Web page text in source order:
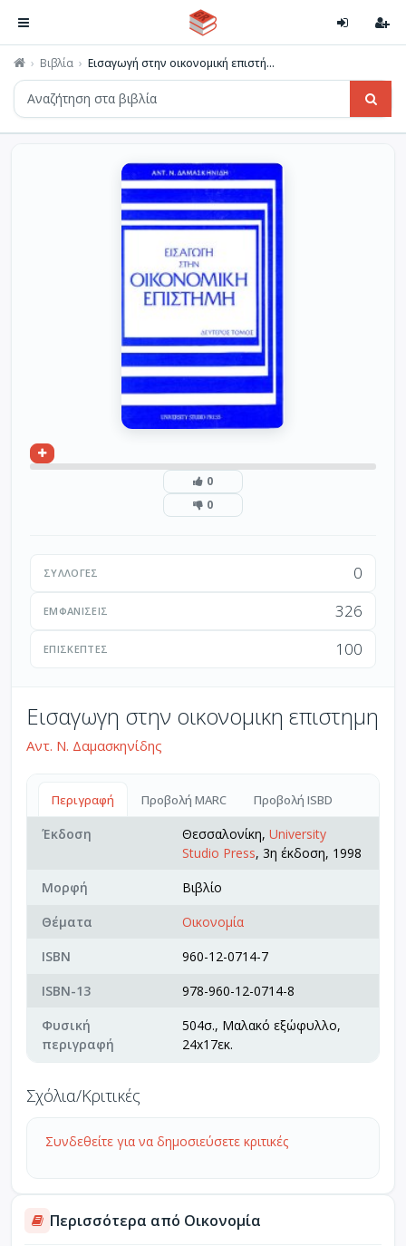
Βιβλία Εισαγωγή στην οικονομική επιστή...
0
0
ΣΥΛΛΟΓΈΣ 0
ΕΜΦΑΝΊΣΕΙΣ 326
ΕΠΙΣΚΈΠΤΕΣ 100
Εισαγωγη στην οικονομικη επιστημη
Αντ. Ν. Δαμασκηνίδης
Περιγραφή Προβολή MARC Προβολή ISBD
Έκδοση Θεσσαλονίκη, University
Studio Press, 3η έκδοση, 1998
Μορφή
Βιβλίο
Θέματα
Οικονομία
ISBN
960-12-0714-7
ISBN-13
978-960-12-0714-8
Φυσική
περιγραφή
504σ., Μαλακό εξώφυλλο,
24x17εκ.
Σχόλια/Κριτικές
Συνδεθείτε για να δημοσιεύσετε κριτικές
Περισσότερα από Οικονομία